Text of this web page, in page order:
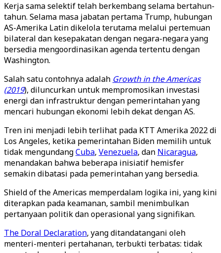
Kerja sama selektif telah berkembang selama bertahun-
tahun. Selama masa jabatan pertama Trump, hubungan
AS-Amerika Latin dikelola terutama melalui pertemuan
bilateral dan kesepakatan dengan negara-negara yang
bersedia mengoordinasikan agenda tertentu dengan
Washington.
Salah satu contohnya adalah Growth in the Americas
(2019), diluncurkan untuk mempromosikan investasi
energi dan infrastruktur dengan pemerintahan yang
mencari hubungan ekonomi lebih dekat dengan AS.
Tren ini menjadi lebih terlihat pada KTT Amerika 2022 di
Los Angeles, ketika pemerintahan Biden memilih untuk
tidak mengundangCuba, Venezuela, dan Nicaragua,
menandakan bahwa beberapa inisiatif hemisfer
semakin dibatasi pada pemerintahan yang bersedia.
Shield of the Americas memperdalam logika ini, yang kini
diterapkan pada keamanan, sambil menimbulkan
pertanyaan politik dan operasional yang signifikan.
The Doral Declaration, yang ditandatangani oleh
menteri-menteri pertahanan, terbukti terbatas: tidak